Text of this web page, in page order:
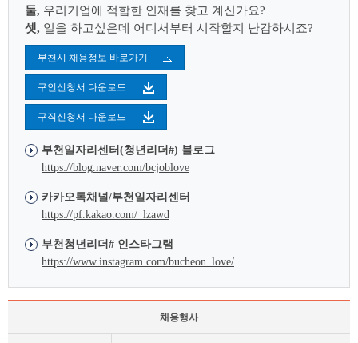
둘, 우리기업에 적합한 인재를 찾고 계신가요?
셋, 일을 하고싶은데 어디서부터 시작할지 난감하시죠?
부천시 채용정보 바로가기
구인신청서 다운로드
구직신청서 다운로드
부천일자리센터(청년리더#) 블로그
https://blog.naver.com/bcjoblove
카카오톡채널/부천일자리센터
https://pf.kakao.com/_lzawd
부천청년리더# 인스타그램
https://www.instagram.com/bucheon_love/
채용행사